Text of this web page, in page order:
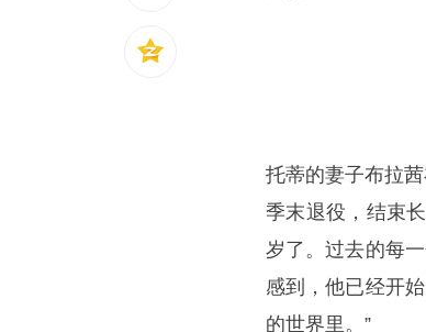
托蒂的妻子布拉
季末退役，结束
岁了。过去的每
感到，他已经开
的世界里。”